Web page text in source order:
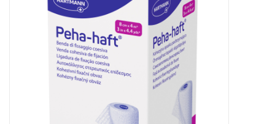
Verbruiksmaterialen
Verzorging & Beauty